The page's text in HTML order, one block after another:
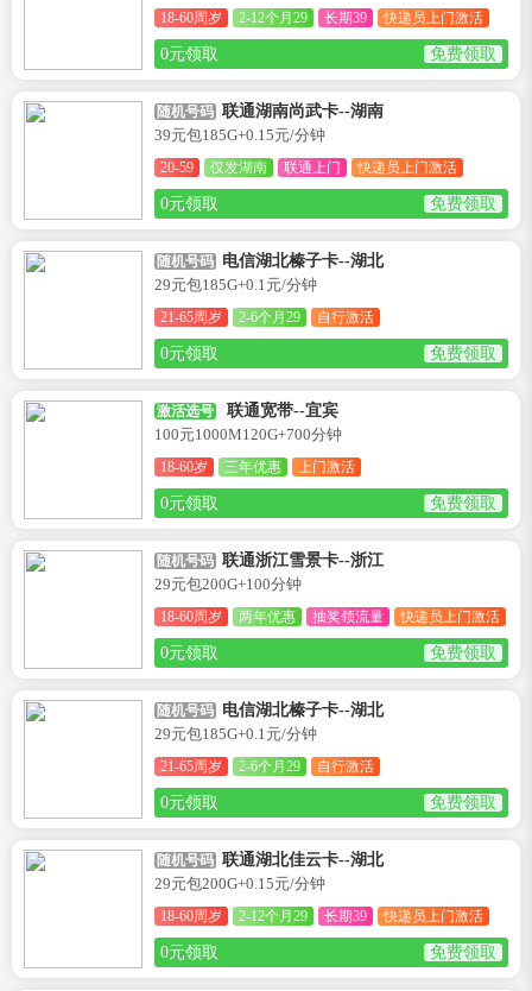
18-60周岁 2-12个月29 长期39 快递员上门激活
0元领取 免费领取
随机号码 联通湖南尚武卡--湖南
39元包185G+0.15元/分钟
20-59 仅发湖南 联通上门 快递员上门激活
0元领取 免费领取
随机号码 电信湖北榛子卡--湖北
29元包185G+0.1元/分钟
21-65周岁 2-6个月29 自行激活
0元领取 免费领取
激活选号
联通宽带--宜宾
100元1000M120G+700分钟
18-60岁 三年优惠 上门激活
0元领取 免费领取
随机号码 联通浙江雪景卡--浙江
29元包200G+100分钟
18-60周岁 两年优惠 抽奖领流量 快递员上门激活
0元领取 免费领取
随机号码 电信湖北榛子卡--湖北
29元包185G+0.1元/分钟
21-65周岁 2-6个月29 自行激活
0元领取 免费领取
随机号码 联通湖北佳云卡--湖北
29元包200G+0.15元/分钟
18-60周岁 2-12个月29 长期39 快递员上门激活
0元领取 免费领取